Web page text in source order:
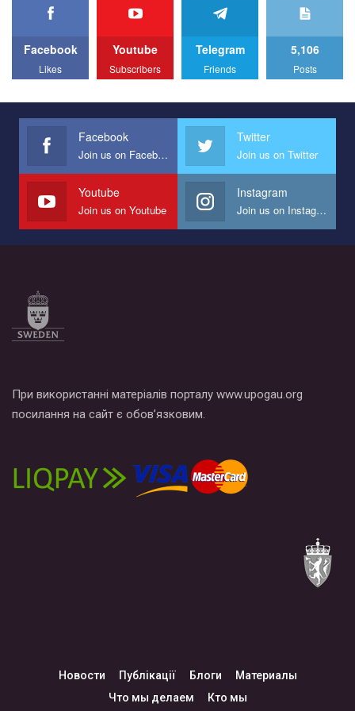
We appeal to your support and ask to help us implement our plan
All you have to do is to press "Like" below the video.
Эмоционально сильный ролик от команды "Гей-альянс
представляющий программу развития организации.
Мы просим вас поддержать нас и помочь нам реализовать
наш план по борьбе с насилием и дискриминацией на почве
СОГИ в Украине.
Все, что вам нужно сделать - это зайти на наш канал YouTube
по этой ссылке и поставить лайк под видео.
Facebook
Likes
Youtube
Subscribers
Telegram
Friends
5,106
Posts
Facebook
Join us on Facebook
Twitter
Join us on Twitter
Youtube
Join us on Youtube
Instagram
Join us on Instagram
При використанні матеріалів порталу www.upogau.org
посилання на сайт є обов’язковим.
Новости Публікації Блоги
Материалы
Что мы делаем
Кто мы